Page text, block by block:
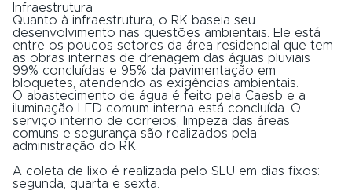
Infraestrutura
Quanto à infraestrutura, o RK baseia seu
desenvolvimento nas questões ambientais. Ele está
entre os poucos setores da área residencial que tem
as obras internas de drenagem das águas pluviais
99% concluídas e 95% da pavimentação em
bloquetes, atendendo as exigências ambientais.
O abastecimento de água é feito pela Caesb e a
iluminação LED comum interna está concluída. O
serviço interno de correios, limpeza das áreas
comuns e segurança são realizados pela
administração do RK.
A coleta de lixo é realizada pelo SLU em dias fixos:
segunda, quarta e sexta.